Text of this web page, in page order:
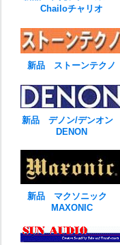
Chailoチャリオ
新品 ストーンテクノ
新品 デノン/デンオン
DENON
新品 マクソニック
MAXONIC